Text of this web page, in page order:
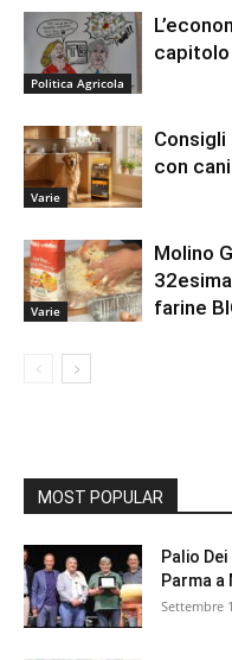
Politica Agricola
capitolo
Varie
Consigli
con
Varie
Molino
farine
MOST POPULAR
Palio
Parma
Settembre